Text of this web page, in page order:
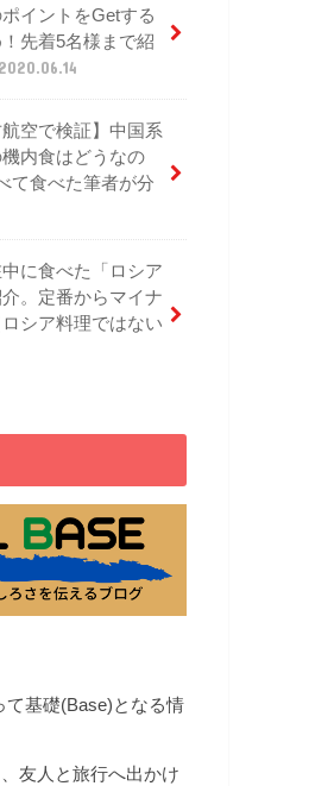
イントをGetする
先着5名様まで紹
2020.06.14
航空で検証】中国系
内食はどうなの
て食べた筆者が分
に食べた「ロシア
。定番からマイナ
シア料理ではない
て基礎(Base)となる情
友人と旅行へ出かけ